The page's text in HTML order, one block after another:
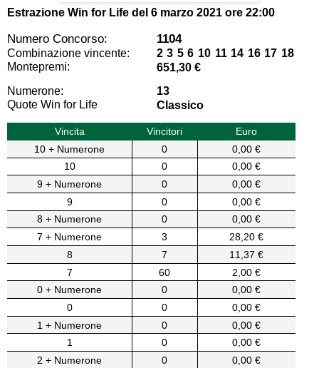
Estrazione Win for Life del 6 marzo 2021 ore 22:00
Numero Concorso: 1104
Combinazione vincente:
2 3 5 6 10 11 14 16 17 18
Montepremi:
651,30 €
Numerone:
13
Quote Win for Life
Classico
Vincita Vincitori
Euro
10 + Numerone
0
0,00 €
10
0
0,00 €
9 + Numerone
0
0,00 €
9
0
0,00 €
8 + Numerone
0
0,00 €
7 + Numerone
3
28,20 €
8
7
11,37 €
7
60
2,00 €
0 + Numerone
0
0,00 €
0
0
0,00 €
1 + Numerone
0
0,00 €
1
0
0,00 €
2 + Numerone
0
0,00 €